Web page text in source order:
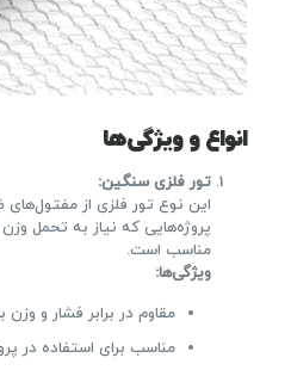
انواع و ویژگی‌ها
تور فلزی سنگین:
این نوع تور فلزی از
پروژه‌هایی که نیاز به تحمل وزن
مناسب است.
ویژگی‌ها:
مقاوم در برابر فشار و وزن
مناسب برای استفاده در